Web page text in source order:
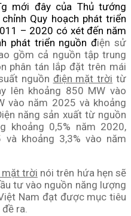
mới đây của Thủ tướng
Quy hoạch phát triển
– 2020 có xét đến năm
phát triển nguồn điện sử
gồm cả nguồn tập trung
phân tán lắp đặt trên mái
nguồn điện mặt trời từ
lên khoảng 850 MW vào
vào năm 2025 và khoảng
năng sản xuất từ nguồn
khoảng 0,5% năm 2020,
khoảng 3,3% vào năm
mặt trời nói trên hứa hẹn sẽ
tư vào nguồn năng lượng
Nam đạt được mục tiêu
ra.